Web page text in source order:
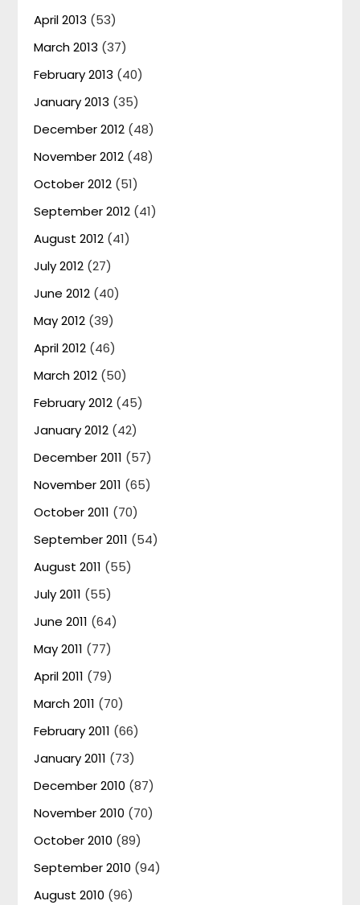
April 2013 (53)
March 2013 (37)
February 2013 (40)
January 2013 (35)
December 2012 (48)
November 2012 (48)
October 2012 (51)
September 2012 (41)
August 2012 (41)
July 2012 (27)
June 2012 (40)
May 2012 (39)
April 2012 (46)
March 2012 (50)
February 2012 (45)
January 2012 (42)
December 2011 (57)
November 2011 (65)
October 2011 (70)
September 2011 (54)
August 2011 (55)
July 2011 (55)
June 2011 (64)
May 2011 (77)
April 2011 (79)
March 2011 (70)
February 2011 (66)
January 2011 (73)
December 2010 (87)
November 2010 (70)
October 2010 (89)
September 2010 (94)
August 2010 (96)